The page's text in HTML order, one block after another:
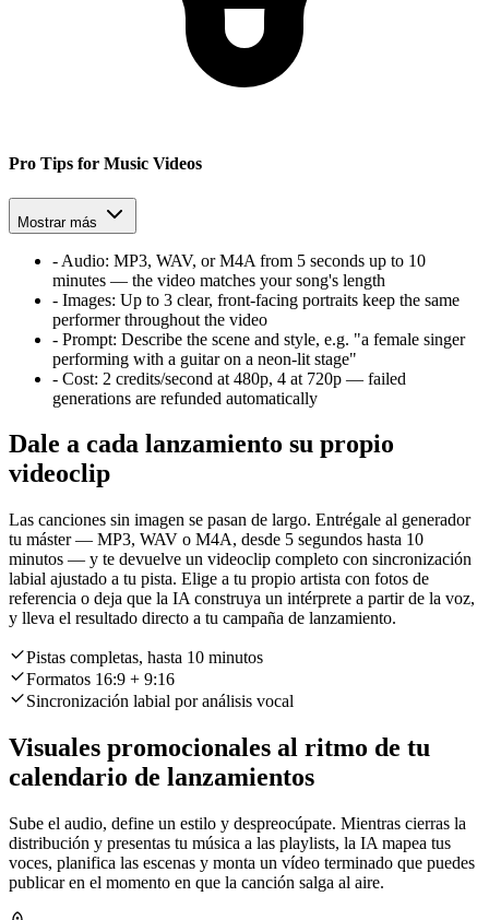
Pro Tips for Music Videos
Mostrar más
- Audio: MP3, WAV, or M4A from 5 seconds up to 10
minutes — the video matches your song's length
- Images: Up to 3 clear, front-facing portraits keep the same
performer throughout the video
- Prompt: Describe the scene and style, e.g. "a female singer
performing with a guitar on a neon-lit stage"
- Cost: 2 credits/second at 480p, 4 at 720p — failed
generations are refunded automatically
Dale a cada lanzamiento su propio
videoclip
Las canciones sin imagen se pasan de largo. Entrégale al generador
tu máster — MP3, WAV o M4A, desde 5 segundos hasta 10
minutos — y te devuelve un videoclip completo con sincronización
labial ajustado a tu pista. Elige a tu propio artista con fotos de
referencia o deja que la IA construya un intérprete a partir de la voz,
y lleva el resultado directo a tu campaña de lanzamiento.
Pistas completas, hasta 10 minutos
Formatos 16:9 + 9:16
Sincronización labial por análisis vocal
Visuales promocionales al ritmo de tu
calendario de lanzamientos
Sube el audio, define un estilo y despreocúpate. Mientras cierras la
distribución y presentas tu música a las playlists, la IA mapea tus
voces, planifica las escenas y monta un vídeo terminado que puedes
publicar en el momento en que la canción salga al aire.